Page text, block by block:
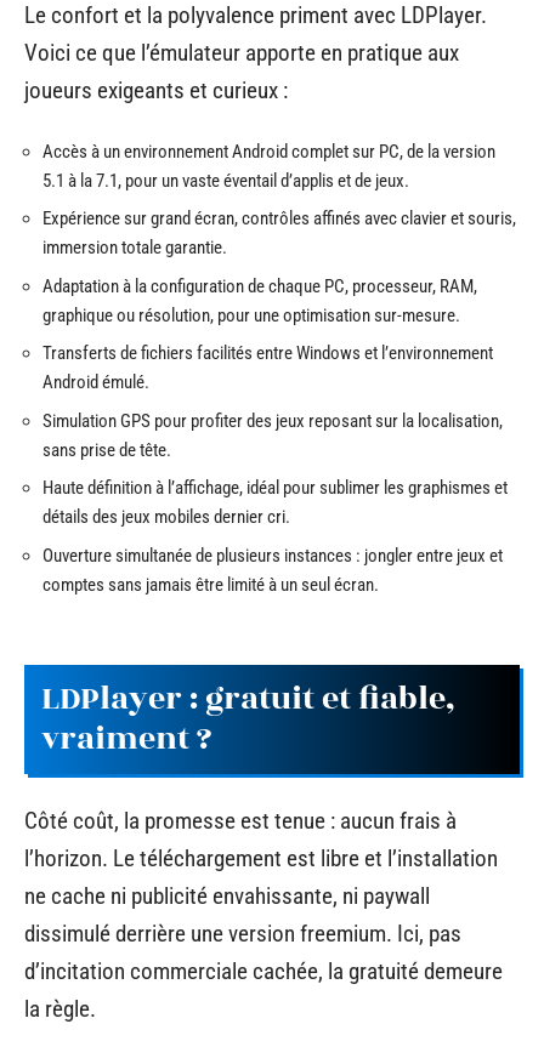
Le confort et la polyvalence priment avec LDPlayer.
Voici ce que l’émulateur apporte en pratique aux
joueurs exigeants et curieux :
Accès à un environnement Android complet sur PC, de la version
5.1 à la 7.1, pour un vaste éventail d’applis et de jeux.
Expérience sur grand écran, contrôles affinés avec clavier et souris,
immersion totale garantie.
Adaptation à la configuration de chaque PC, processeur, RAM,
graphique ou résolution, pour une optimisation sur-mesure.
Transferts de fichiers facilités entre Windows et l’environnement
Android émulé.
Simulation GPS pour profiter des jeux reposant sur la localisation,
sans prise de tête.
Haute définition à l’affichage, idéal pour sublimer les graphismes et
détails des jeux mobiles dernier cri.
Ouverture simultanée de plusieurs instances : jongler entre jeux et
comptes sans jamais être limité à un seul écran.
LDPlayer : gratuit et fiable,
vraiment ?
Côté coût, la promesse est tenue : aucun frais à
l’horizon. Le téléchargement est libre et l’installation
ne cache ni publicité envahissante, ni paywall
dissimulé derrière une version freemium. Ici, pas
d’incitation commerciale cachée, la gratuité demeure
la règle.